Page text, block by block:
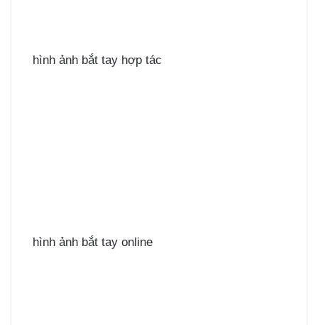
hình ảnh bắt tay hợp tác
hình ảnh bắt tay online